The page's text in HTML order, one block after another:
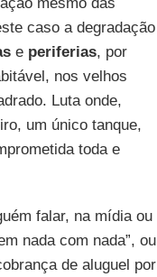
caso a degradação
e periferias, por
nos velhos
Luta onde,
um único tanque,
toda e
falar, na mídia ou
nada com nada”, ou
de aluguel por